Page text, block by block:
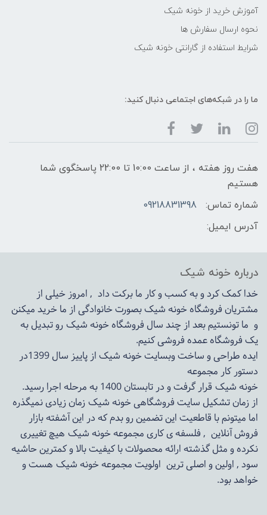
آموزش خرید از خونه شیک
نحوه ارسال سفارش ها
شرایط استفاده از گارانتی خونه شیک
ما را در شبکه‌های اجتماعی دنبال کنید:
هفت روز هفته ، از ساعت 10:00 تا 22:00 پاسخگوی شما
هستیم
شماره تماس:
09218831398
آدرس ایمیل:
درباره خونه شیک
خدا کمک کرد و به کسب و کار ما برکت داد , امروز خیلی از
مشتریان فروشگاه خونه شیک بصورت خانوادگی از ما خرید میکنن
و ما تونستیم بعد از چند سال فروشگاهخونه شیکرو تبدیل به
یک فروشگاه عمده فروشی کنیم.
ایده طراحی و ساخت وبسایت خونه شیک از پاییز سال 1399در
دستور کار مجموعه
خونه شیک قرار گرفت و در تابستان 1400 به مرحله اجرا رسید.
از زمان تشکیل سایت فروشگاهیخونه شیکزمان زیادی نمیگذره
اما میتونم با قاطعیت این تضمین رو بدم که در این آشفته بازار
فروش آنلاین , فلسفه ی کاری مجموعهخونه شیک هیچ تغییری
نکرده و مثل گذشته ارائه محصولات با کیفیت بالا و کمترین حاشیه
سود , اولین و اصلی ترین اولویت مجموعهخونه شیک هست و
خواهد بود.